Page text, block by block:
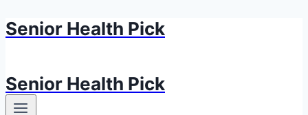
Skip
Senior Health Pick
Senior Health Pick